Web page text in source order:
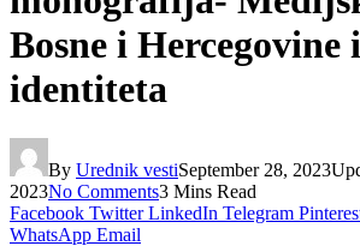
Bosne i Hercegovine
identiteta
By Urednik vestiSeptember 28, 2023
2023No Comments3 Mins Read
Facebook Twitter LinkedIn Telegram
WhatsApp Email